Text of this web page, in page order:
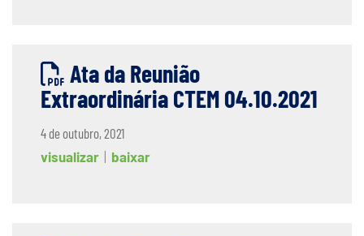
Ata da Reunião
Extraordinária CTEM 04.10.2021
4 de outubro, 2021
visualizar
baixar